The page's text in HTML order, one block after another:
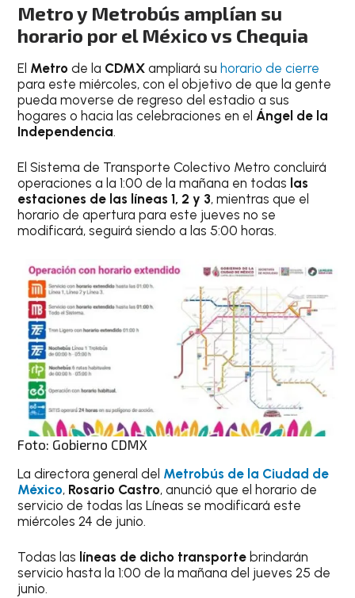
Metro y Metrobús amplían su
horario por el México vs Chequia
El Metrode la CDMXampliará suhorario de cierre
para este miércoles, con el objetivo de que la gente
pueda moverse de regreso del estadio a sus
hogares o hacia las celebraciones en el Ángel de la
Independencia.
El Sistema de Transporte Colectivo Metro concluirá
operaciones a la 1:00 de la mañana en todas las
estaciones de las líneas 1, 2 y 3, mientras que el
horario de apertura para este jueves no se
modificará, seguirá siendo a las 5:00 horas.
Foto: Gobierno CDMX
La directora general del Metrobús de la Ciudad de
México, Rosario Castro, anunció que el horario de
servicio de todas las Líneas se modificará este
miércoles 24 de junio.
Todas las líneas de dicho transporte brindarán
servicio hasta la 1:00 de la mañana del jueves 25 de
junio.